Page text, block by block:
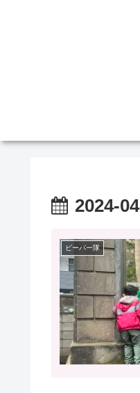
2024-04
ビーバー隊